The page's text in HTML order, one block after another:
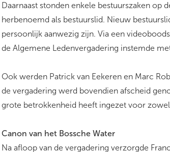
Daarnaast stonden enkele bestuurszaken op
herbenoemd als bestuurslid. Nieuw
persoonlijk aanwezig zijn. Via een
de Algemene Ledenvergadering instemde
Ook werden Patrick van Eekeren en Marc
de vergadering werd bovendien afscheid
grote betrokkenheid heeft ingezet voor
Canon van het Bossche Water
Na afloop van de vergadering verzorgde